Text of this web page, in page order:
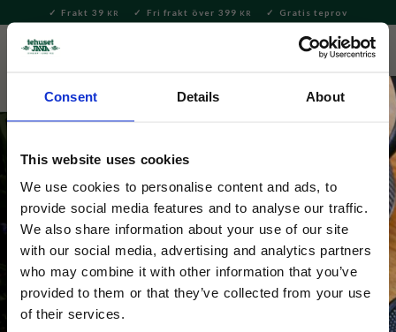
Consent Details About
This website uses cookies
We use cookies to personalise content and ads, to
provide social media features and to analyse our traffic.
We also share information about your use of our site
with our social media, advertising and analytics partners
who may combine it with other information that you’ve
provided to them or that they’ve collected from your use
of their services.
Meny
Frakt 39 KR Fri frakt över 399 KR Gratis teprov
Sommarens favoriter
Fest i trädgården, frukost på balkongen eller picknick
på stranden? Vi har produkttips och presentidéer
till sommarens alla festligheter och mysiga stunder.
Snabblänkar: